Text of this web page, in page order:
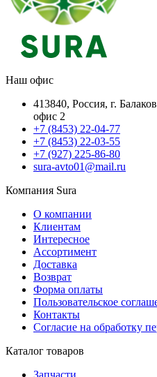
Наш офис
413840, Россия, г.
офис 2
+7 (8453) 22-04-77
+7 (8453) 22-03-55
+7 (927) 225-86-80
sura-avto01@mail.ru
Компания Sura
О компании
Клиентам
Интересное
Ассортимент
Доставка
Возврат
Форма оплаты
Пользовательское
Контакты
Согласие на обработку
Каталог товаров
Запчасти